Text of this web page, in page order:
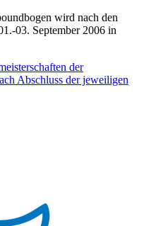
wird nach den
03. September 2006 in
der
Abschluss der jeweiligen